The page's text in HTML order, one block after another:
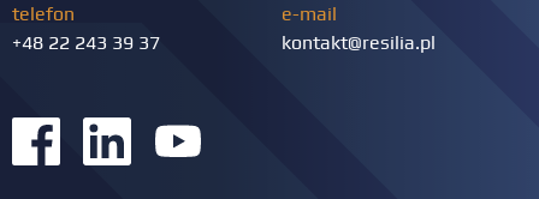
telefon
+48 22 243 39 37
e-mail
kontakt@resilia.pl